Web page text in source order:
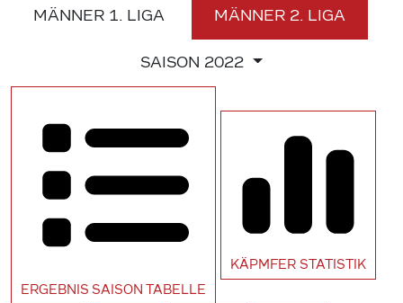
MÄNNER 1. LIGA MÄNNER 2. LIGA
SAISON 2022
ERGEBNIS SAISON TABELLE
KÄPMFER STATISTIK